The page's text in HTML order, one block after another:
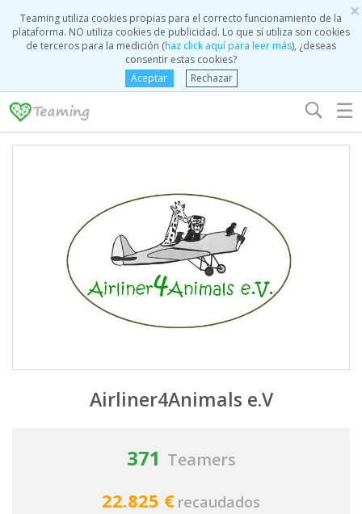
×
Teaming utiliza cookies propias para el correcto funcionamiento de la
plataforma. NO utiliza cookies de publicidad. Lo que sí utiliza son cookies
de terceros para la medición (haz click aquí para leer más), ¿deseas
consentir estas cookies?
Aceptar
Rechazar
☰
Airliner4Animals e.V
371 Teamers
22.825 € recaudados